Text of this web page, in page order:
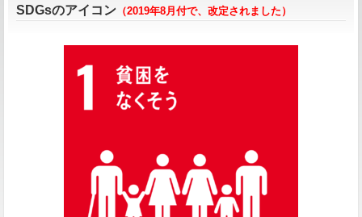
SDGsのアイコン （2019年8月付で、改定されました）